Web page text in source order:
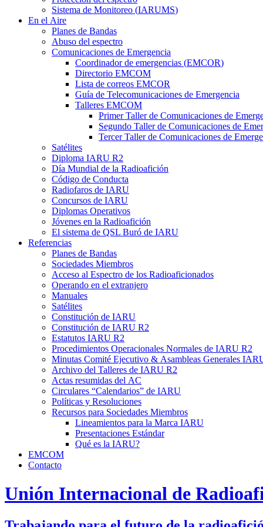
Sistema de Monitoreo (IARUMS)
En el Aire
Planes de Bandas
Abuso del espectro
Comunicaciones de Emergencia
Coordinador de emergencias (EMCOR)
Directorio EMCOM
Lista de correos EMCOR
Guía de Telecomunicaciones de Emergencia
Talleres EMCOM
Primer Taller de Comunicaciones de
Segundo Taller de Comunicaciones de
Tercer Taller de Comunicaciones de
Satélites
Diploma IARU R2
Día Mundial de la Radioafición
Código de Conducta
Radiofaros de IARU
Concursos de IARU
Diplomas Operativos
Jóvenes en la Radioafición
El sistema de QSL Buró de IARU
Referencias
Planes de Bandas
Sociedades Miembros
Acceso al Espectro de los Radioaficionados
Operando en el extranjero
Manuales
Satélites
Constitución de IARU
Constitución de IARU R2
Estatutos IARU R2
Procedimientos Operacionales Normales de IARU R2
Minutas Comité Ejecutivo & Asambleas Generales
Archivo del Talleres de IARU R2
Actas resumidas del AC
Circulares “Calendarios” de IARU
Políticas y Resoluciones
Recursos para Sociedades Miembros
Lineamientos para la Marca IARU
Presentaciones Estándar
Qué es la IARU?
EMCOM
Contacto
Unión Internacional de